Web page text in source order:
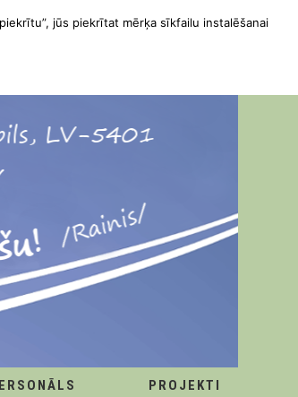
PROJEKTI
jūs piekrītat mērķa sīkfailu instalēšanai